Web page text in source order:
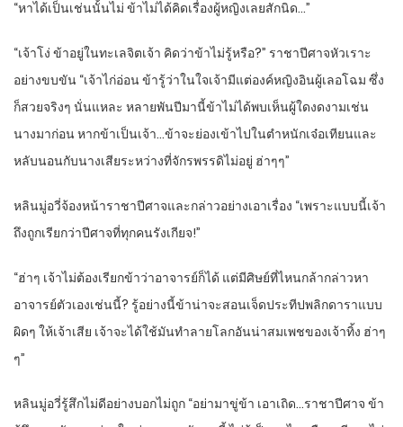
“หาได้เป็นเช่นนั้นไม่ ข้าไม่ได้คิดเรื่องผู้หญิงเลยสักนิด…”
“เจ้าโง่ ข้าอยู่ในทะเลจิตเจ้า คิดว่าข้าไม่รู้หรือ?” ราชาปีศาจหัวเราะ
อย่างขบขัน “เจ้าไก่อ่อน ข้ารู้ว่าในใจเจ้ามีแต่องค์หญิงอินผู้เลอโฉม ซึ่ง
ก็สวยจริงๆ นั่นแหละ หลายพันปีมานี้ข้าไม่ได้พบเห็นผู้ใดงดงามเช่น
นางมาก่อน หากข้าเป็นเจ้า…ข้าจะย่องเข้าไปในตำหนักเจ๋อเทียนและ
หลับนอนกับนางเสียระหว่างที่จักรพรรดิไม่อยู่ ฮ่าๆๆ”
หลินมู่อวี่จ้องหน้าราชาปีศาจและกล่าวอย่างเอาเรื่อง “เพราะแบบนี้เจ้า
ถึงถูกเรียกว่าปีศาจที่ทุกคนรังเกียจ!”
“ฮ่าๆ เจ้าไม่ต้องเรียกข้าว่าอาจารย์ก็ได้ แต่มีศิษย์ที่ไหนกล้ากล่าวหา
อาจารย์ตัวเองเช่นนี้? รู้อย่างนี้ข้าน่าจะสอนเจ็ดประทีปพลิกดาราแบบ
ผิดๆ ให้เจ้าเสีย เจ้าจะได้ใช้มันทำลายโลกอันน่าสมเพชของเจ้าทิ้ง ฮ่าๆ
ๆ”
หลินมู่อวี่รู้สึกไม่ดีอย่างบอกไม่ถูก “อย่ามาขู่ข้า เอาเถิด…ราชาปีศาจ ข้า